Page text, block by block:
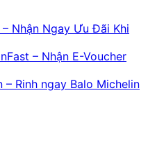
Nhận Ngay Ưu Đãi Khi
– Nhận E-Voucher
– Rinh ngay Balo Michelin